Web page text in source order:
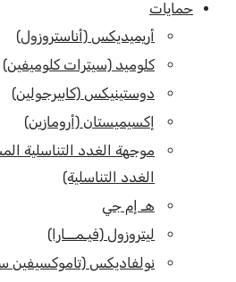
حمايات
أريميديكس (أناستروزول)
كلوميد (سيترات كلوميفين)
دوستينيكس (كابيرجولين)
إكسيميستان (أرومازين)
موجهة الغدد التناسلية
الغدد التناسلية)
هـ إم جي
ليتروزول (فيـمـــارا)
نولفاديكس (تاموكسيفين